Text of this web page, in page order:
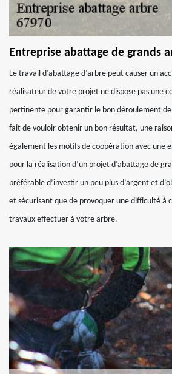
Entreprise abattage de grands
Le travail d’abattage d’arbre peut causer un
réalisateur de votre projet ne dispose pas une
pertinente pour garantir le bon déroulement
fait de vouloir obtenir un bon résultat, une
également les motifs de coopération avec une
pour la réalisation d’un projet d’abattage de
préférable d’investir un peu plus d’argent et
et sécurisant que de provoquer une difficulté à
travaux effectuer à votre arbre.